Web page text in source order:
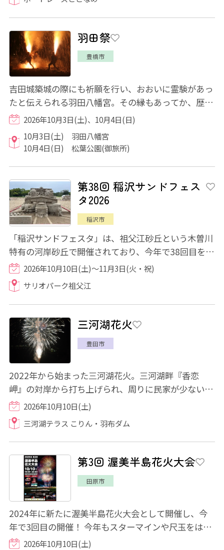
羽田祭
豊橋市
吉田城築城の際にも祈願を行い、おおいに霊験があっ
たと伝えられる羽田八幡宮。その縁もあってか、歴代
の吉田城主からの崇敬も厚く、社殿の造営や...
2026年10月3日(土)、10月4日(日)
10月3日(土) 羽田八幡宮
10月4日(日) 松葉公園(御旅所)
第38回 稲沢サンドフェス
タ2026
稲沢市
「稲沢サンドフェスタ」は、祖父江砂丘という木曽川
特有の河岸砂丘で開催されており、今年で38回目を迎
えます。大型砂像が制作され、河岸砂丘の川...
2026年10月10日(土)～11月3日(火・祝)
サリオパーク祖父江
三河湖花火
豊田市
2022年から始まった三河湖花火。三河湖畔『香恋
岬』の対岸から打ち上げられ、周りに民家が少ないこ
ともあり、街灯などもなく真っ暗な夜空にひらく...
2026年10月10日(土)
三河湖テラス こりん・羽布ダム
第3回 渥美半島花火大会
田原市
2024年に新たに渥美半島花火大会として開催し、今
年で3回目の開催！ 今年もスターマインや尺玉をはじ
めとする約4,000発の色とりどりの花火で盛り...
2026年10月10日(土)